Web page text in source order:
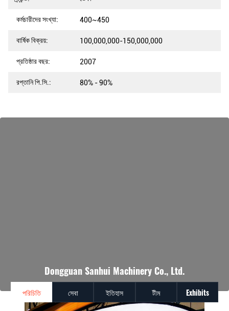
কর্মচারীদের সংখ্যা: 400~450
বার্ষিক বিক্রয়: 100,000,000-150,000,000
প্রতিষ্ঠার বছর: 2007
রপ্তানি পি.সি.: 80% - 90%
Dongguan Sanhui Machinery Co., Ltd.
পরিচিতি সেবা ইতিহাস টীম Exhibits